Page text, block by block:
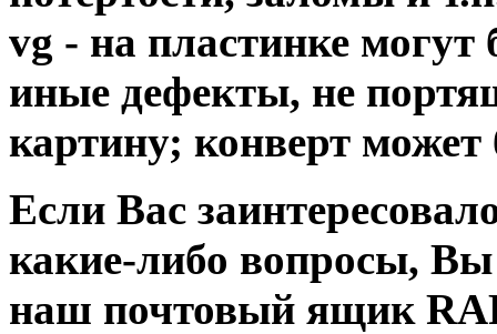
vg - на пластинке
иные дефекты, не
картину; конверт
Если Вас
какие-либо вопросы,
наш почтовый ящик